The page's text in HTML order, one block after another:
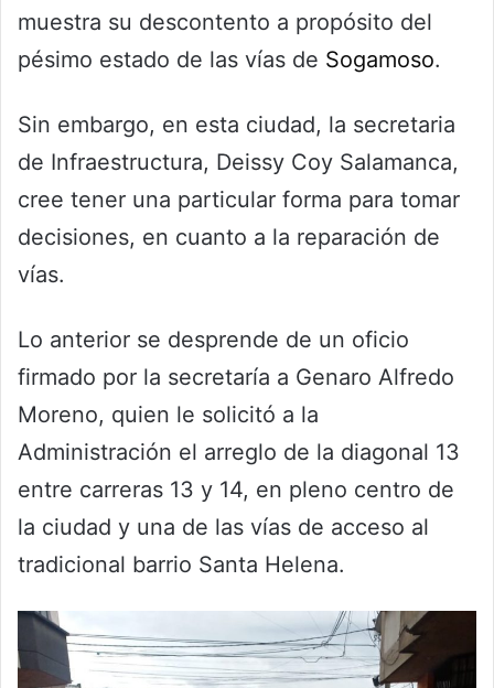
muestra su descontento a propósito del
pésimo estado de las vías de Sogamoso.
Sin embargo, en esta ciudad, la secretaria
de Infraestructura, Deissy Coy Salamanca,
cree tener una particular forma para tomar
decisiones, en cuanto a la reparación de
vías.
Lo anterior se desprende de un oficio
firmado por la secretaría a Genaro Alfredo
Moreno, quien le solicitó a la
Administración el arreglo de la diagonal 13
entre carreras 13 y 14, en pleno centro de
la ciudad y una de las vías de acceso al
tradicional barrio Santa Helena.